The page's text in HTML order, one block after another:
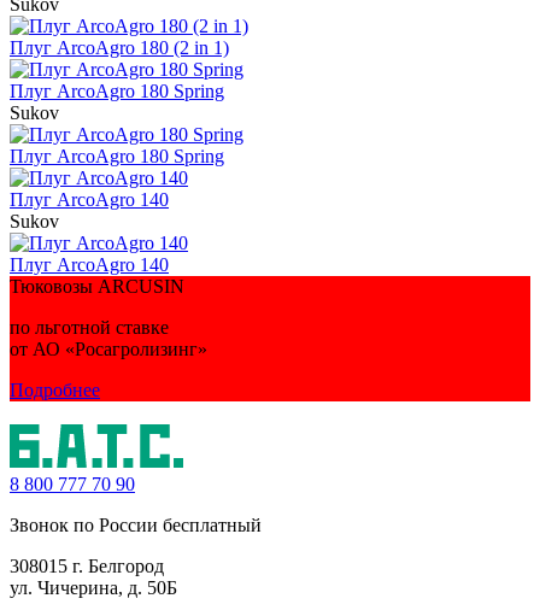
Плуг ArcoAgro 180 (2 in 1)
Плуг ArcoAgro 180 Spring
Sukov
Плуг ArcoAgro 180 Spring
Плуг ArcoAgro 140
Sukov
Плуг ArcoAgro 140
Тюковозы ARCUSIN
по льготной ставке
от АО «Росагролизинг»
Подробнее
8 800 777 70 90
Звонок по России бесплатный
308015 г. Белгород
ул. Чичерина, д. 50Б